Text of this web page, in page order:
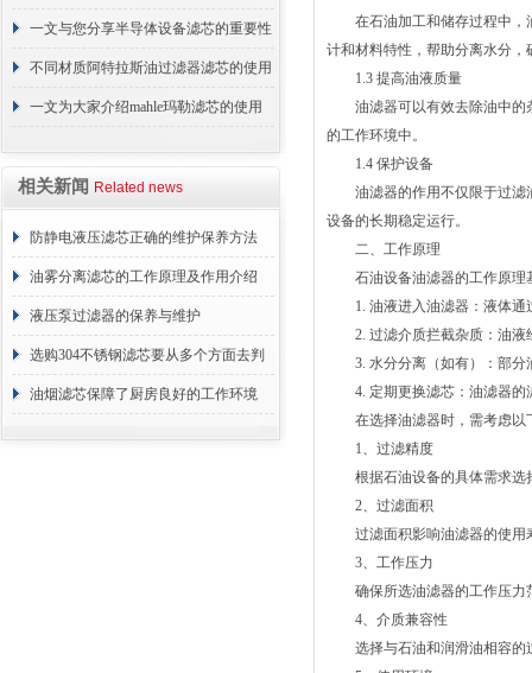
方法介绍
一文与您分享半导体设备滤芯的重要性
不同材质阿特拉斯油过滤器滤芯的使用
周期区别介绍
一文为大家介绍mahle玛勒滤芯的使用
相关新闻 Related news
防静电液压滤芯正确的维护保养方法
油雾分离滤芯的工作原理及作用介绍
液压泵过滤器的保养与维护
选购304不锈钢滤芯要从多个方面去判
断
油烟滤芯保障了厨房良好的工作环境
在石油加工和储存过程中，油
计和材料特性，帮助分离水分，
1.3 提高油液质量
油滤器可以有效去除油中的杂
的工作环境中。
1.4 保护设备
油滤器的作用不仅限于过滤油
设备的长期稳定运行。
二、工作原理
石油设备油滤器的工作原理
1. 油液进入油滤器：液体通
2. 过滤介质拦截杂质：油液
3. 水分分离（如有）：部分
4. 定期更换滤芯：油滤器的
在选择油滤器时，需考虑以
1、过滤精度
根据石油设备的具体需求选
2、过滤面积
过滤面积影响油滤器的使用
3、工作压力
确保所选油滤器的工作压力
4、介质兼容性
选择与石油和润滑油相容的